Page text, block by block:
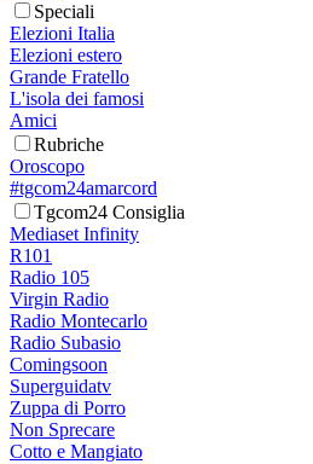
Speciali
Elezioni Italia
Elezioni estero
Grande Fratello
L'isola dei famosi
Amici
Rubriche
Oroscopo
#tgcom24amarcord
Tgcom24 Consiglia
Mediaset Infinity
R101
Radio 105
Virgin Radio
Radio Montecarlo
Radio Subasio
Comingsoon
Superguidatv
Zuppa di Porro
Non Sprecare
Cotto e Mangiato